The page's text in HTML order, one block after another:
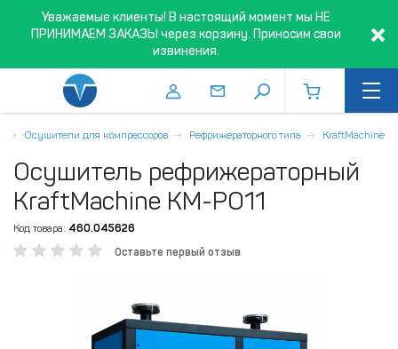
Уважаемые клиенты! В настоящий момент мы НЕ
ПРИНИМАЕМ ЗАКАЗЫ через корзину. Приносим свои
извинения.
Осушители для компрессоров Рефрижераторного типа KraftMachine
Осушитель рефрижераторный
KraftMachine КМ-РО11
Код товара: 460.045626
Оставьте первый отзыв